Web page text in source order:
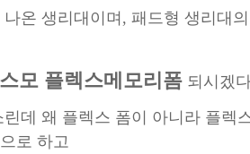
나온 생리대이며, 패드형 생리대
모 플렉스메모리폼 되시겠
린데 왜 플렉스 폼이 아니라 플렉
로 하고